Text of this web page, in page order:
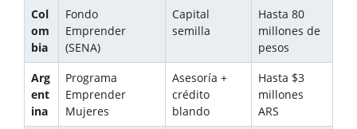
Col
om
bia
Fondo
Emprender
(SENA)
Capital
semilla
Hasta 80
millones de
pesos
Arg
ent
ina
Programa
Emprender
Mujeres
Asesoría +
crédito
blando
Hasta $3
millones
ARS